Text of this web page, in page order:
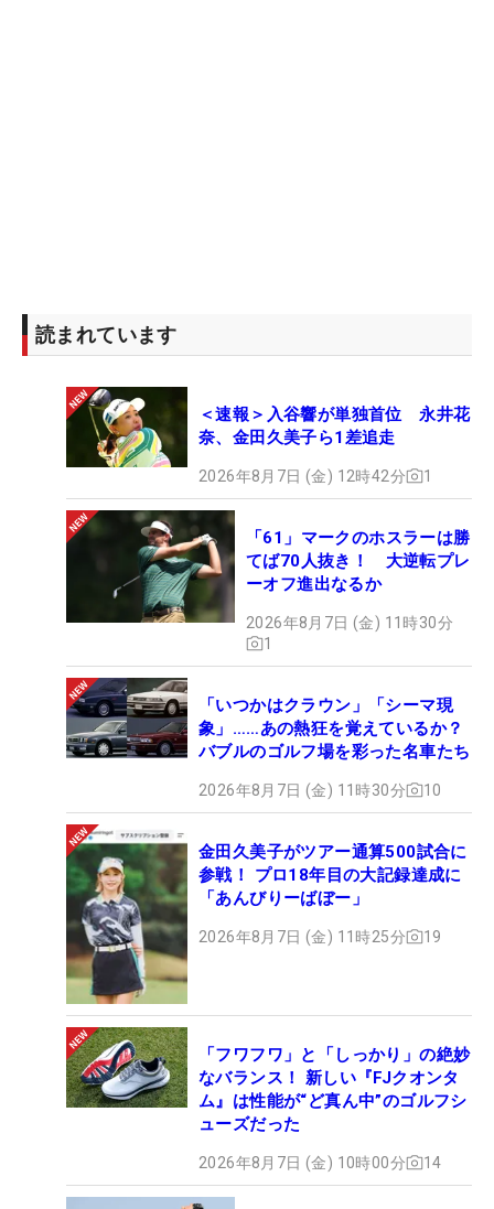
最年少賞金王に貢献。14年からは米ツアーを転戦し
てともに世界を戦った。現在はプロキャディであり
ながら、テレビ解説、執筆活動、講演、メディア業
他、ミュアフィールドヴィレッジ株式会社の代表取
締役をつとめ、スポーツマネジメント業などを行い
読まれています
＜速報＞入谷響が単独首位 永井花
奈、金田久美子ら1差追走
2026年8月7日 (金) 12時42分 1
「61」マークのホスラーは勝
てば70人抜き！ 大逆転プレ
ーオフ進出なるか
2026年8月7日 (金) 11時30分
1
「いつかはクラウン」「シーマ現
象」……あの熱狂を覚えているか？
バブルのゴルフ場を彩った名車たち
2026年8月7日 (金) 11時30分 10
金田久美子がツアー通算500試合に
参戦！ プロ18年目の大記録達成に
「あんびりーばぼー」
2026年8月7日 (金) 11時25分 19
「フワフワ」と「しっかり」の絶妙
なバランス！ 新しい『FJクオンタ
ム』は性能が“ど真ん中”のゴルフシ
ューズだった
2026年8月7日 (金) 10時00分 14